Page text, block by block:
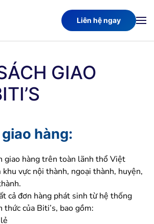
Liên hệ ngay
GIAO
hàng:
giao hàng trên toàn lãnh thổ Việt
khu vực nội thành, ngoại thành, huyện,
cả đơn hàng phát sinh từ hệ thống
thức của Biti’s, bao gồm: